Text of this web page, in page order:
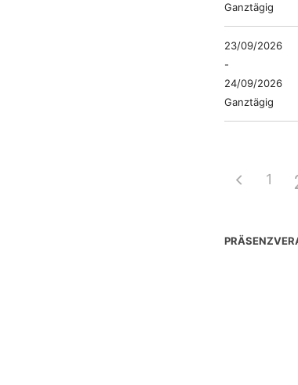
Ganztägig
23/09/2026
-
24/09/2026
Ganztägig
1